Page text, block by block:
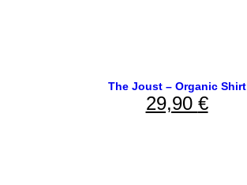
The Joust – Organic Shirt
29,90 €